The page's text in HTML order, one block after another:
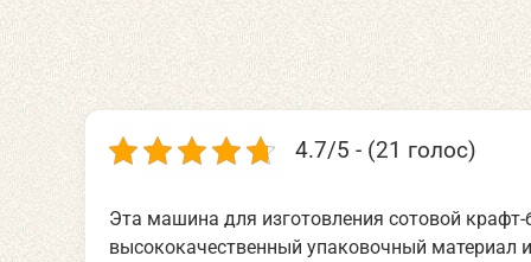
4.7/5 - (21 голос)
Эта машина для изготовления сотовой
высококачественный упаковочный материал